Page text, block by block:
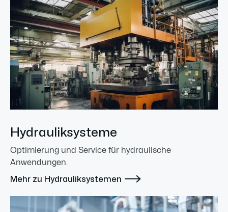
Hydrauliksysteme
Optimierung und Service für hydraulische
Anwendungen.
Mehr zu Hydrauliksystemen 